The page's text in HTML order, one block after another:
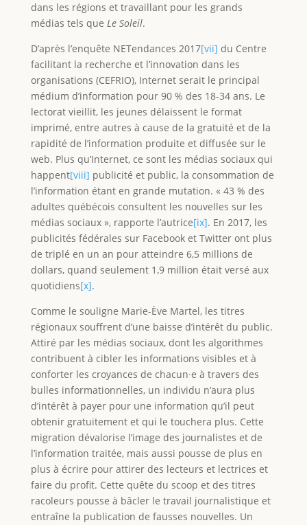
dans les régions et travaillant pour les grands
médias tels que Le Soleil.
D’après l’enquête NETendances 2017[vii] du Centre
facilitant la recherche et l’innovation dans les
organisations (CEFRIO), Internet serait le principal
médium d’information pour 90 % des 18-34 ans. Le
lectorat vieillit, les jeunes délaissent le format
imprimé, entre autres à cause de la gratuité et de la
rapidité de l’information produite et diffusée sur le
web. Plus qu’Internet, ce sont les médias sociaux qui
happent[viii] publicité et public, la consommation de
l’information étant en grande mutation. « 43 % des
adultes québécois consultent les nouvelles sur les
médias sociaux », rapporte l’autrice[ix]. En 2017, les
publicités fédérales sur Facebook et Twitter ont plus
de triplé en un an pour atteindre 6,5 millions de
dollars, quand seulement 1,9 million était versé aux
quotidiens[x].
Comme le souligne Marie-Ève Martel, les titres
régionaux souffrent d’une baisse d’intérêt du public.
Attiré par les médias sociaux, dont les algorithmes
contribuent à cibler les informations visibles et à
conforter les croyances de chacun·e à travers des
bulles informationnelles, un individu n’aura plus
d’intérêt à payer pour une information qu’il peut
obtenir gratuitement et qui le touchera plus. Cette
migration dévalorise l’image des journalistes et de
l’information traitée, mais aussi pousse de plus en
plus à écrire pour attirer des lecteurs et lectrices et
faire du profit. Cette quête du scoop et des titres
racoleurs pousse à bâcler le travail journalistique et
entraîne la publication de fausses nouvelles. Un